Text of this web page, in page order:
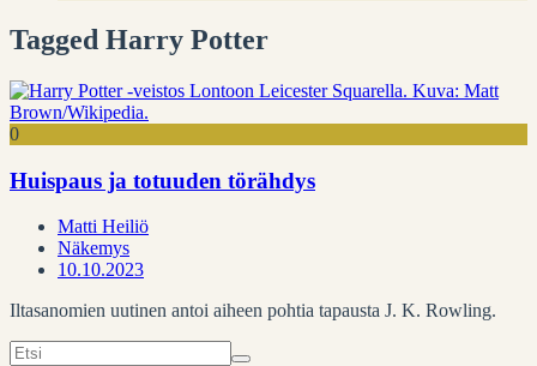
Tagged Harry Potter
0
Huispaus ja totuuden törähdys
Matti Heiliö
Näkemys
10.10.2023
Iltasanomien uutinen antoi aiheen pohtia tapausta J. K. Rowling.
Search